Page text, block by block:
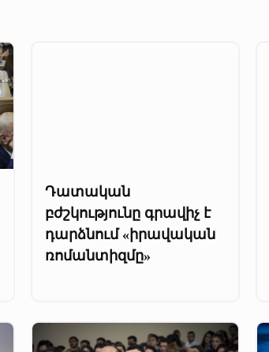
Դատական
բժշկությունը գրավիչ է
դարձնում «իրավական
ռոմանտիզմը»